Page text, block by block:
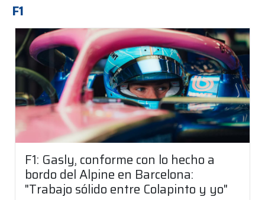
F1
F1: Gasly, conforme con lo hecho a
bordo del Alpine en Barcelona:
"Trabajo sólido entre Colapinto y yo"